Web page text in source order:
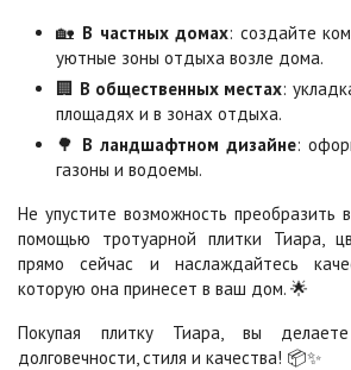
Черная
Шафран
Цена по запросу
Яшма
Цена по запросу
🏡 В частных домах: создайте
уютные зоны отдыха возле дома.
🏢 В общественных местах:
площадях и в зонах отдыха.
🌳 В ландшафтном дизайне:
газоны и водоемы.
Не упустите возможность преобразить
помощью тротуарной плитки Тиара,
прямо сейчас и наслаждайтесь
которую она принесет в ваш дом. 🌟
Покупая плитку Тиара, вы
долговечности, стиля и качества! 📦✨